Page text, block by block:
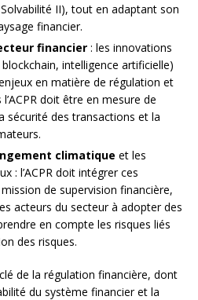
II), tout en adaptant son
financier.
financier : les innovations
intelligence artificielle)
en matière de régulation et
doit être en mesure de
sécurité des transactions et la
climatique et les
: l’ACPR doit intégrer ces
de supervision financière,
acteurs du secteur à adopter des
en compte les risques liés
des risques.
de la régulation financière, dont
du système financier et la